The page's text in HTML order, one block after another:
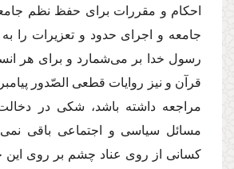
احكام و مقررات براى حفظ نظم
جامعه و اجراى حدود و تعزیرات را
رسول خدا بر مى‌شمارد و براى هر
قرآن و نیز روایات قطعى الصّدور
مراجعه داشته باشد، شكى در
مسائل سیاسى و اجتماعى باقى
كسانى از روى عناد چشم بر روى این